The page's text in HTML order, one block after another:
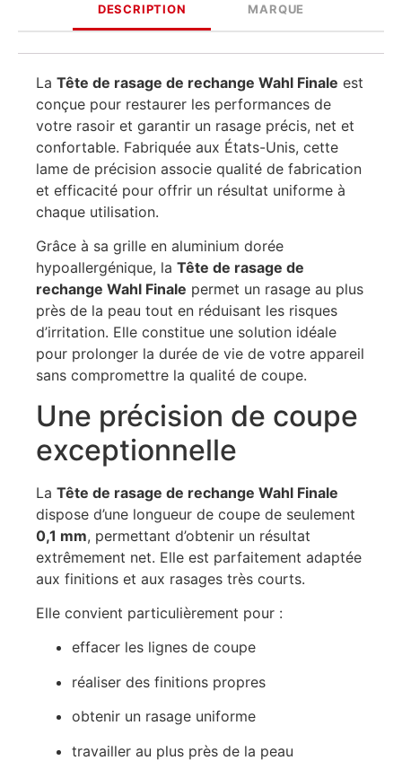
DESCRIPTION MARQUE
La Tête de rasage de rechange Wahl Finale est
conçue pour restaurer les performances de
votre rasoir et garantir un rasage précis, net et
confortable. Fabriquée aux États-Unis, cette
lame de précision associe qualité de fabrication
et efficacité pour offrir un résultat uniforme à
chaque utilisation.
Grâce à sa grille en aluminium dorée
hypoallergénique, la Tête de rasage de
rechange Wahl Finale permet un rasage au plus
près de la peau tout en réduisant les risques
d’irritation. Elle constitue une solution idéale
pour prolonger la durée de vie de votre appareil
sans compromettre la qualité de coupe.
Une précision de coupe
exceptionnelle
La Tête de rasage de rechange Wahl Finale
dispose d’une longueur de coupe de seulement
0,1 mm, permettant d’obtenir un résultat
extrêmement net. Elle est parfaitement adaptée
aux finitions et aux rasages très courts.
Elle convient particulièrement pour :
effacer les lignes de coupe
réaliser des finitions propres
obtenir un rasage uniforme
travailler au plus près de la peau